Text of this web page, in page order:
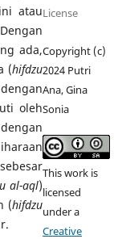
atau
ada,
(hifdzu
oleh
al-aql)
(hifdzu
License
Copyright (c)
2024 Putri
Ana, Gina
Sonia
This work is
licensed
under a
Creative